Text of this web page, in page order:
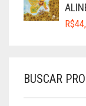
R$
BUSCAR